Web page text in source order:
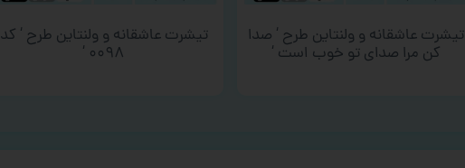
تیشرت عاشقانه و ولنتاین طرح ‘ صدا
کن مرا صدای تو خوب است ‘
تیشرت عاشقانه و ولنتاین طرح ‘ کد
۰۰۹۸ ‘